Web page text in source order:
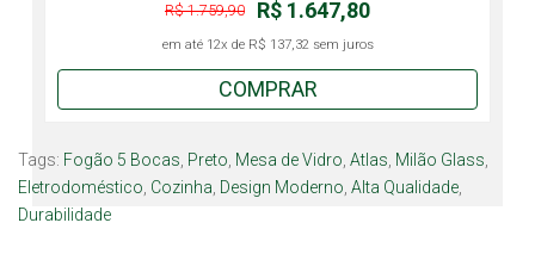
R$ 1.647,80
R$ 1.759,90
em até 12x de R$ 137,32sem juros
COMPRAR
Tags: Fogão 5 Bocas Preto Mesa de Vidro Atlas Milão Glass
Eletrodoméstico Cozinha Design Moderno Alta Qualidade
Durabilidade